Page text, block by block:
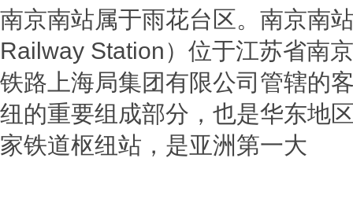
南京南站属于雨花台区。南京南
Railway Station）位于江苏省南
铁路上海局集团有限公司管辖的
纽的重要组成部分，也是华东地
家铁道枢纽站，是亚洲第一大